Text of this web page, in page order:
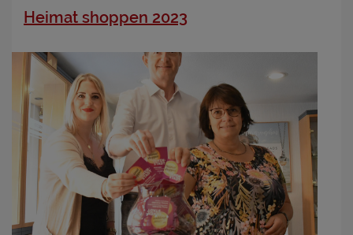
Heimat shoppen 2023